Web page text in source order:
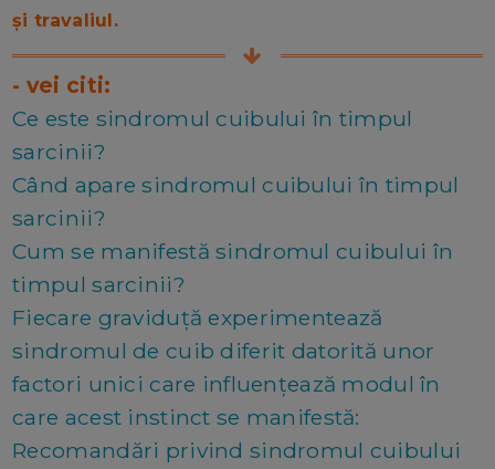
și travaliul.
- vei citi:
Ce este sindromul cuibului în timpul
sarcinii?
Când apare sindromul cuibului în timpul
sarcinii?
Cum se manifestă sindromul cuibului în
timpul sarcinii?
Fiecare graviduță experimentează
sindromul de cuib diferit datorită unor
factori unici care influențează modul în
care acest instinct se manifestă:
Recomandări privind sindromul cuibului